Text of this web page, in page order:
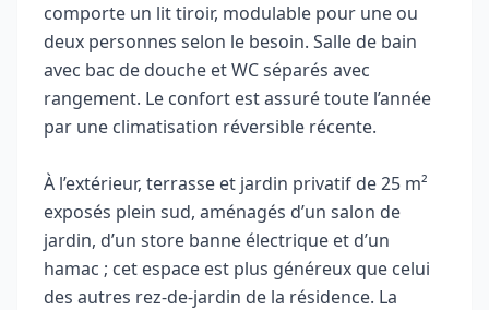
comporte un lit tiroir, modulable pour une ou
deux personnes selon le besoin. Salle de bain
avec bac de douche et WC séparés avec
rangement. Le confort est assuré toute l’année
par une climatisation réversible récente.
À l’extérieur, terrasse et jardin privatif de 25 m²
exposés plein sud, aménagés d’un salon de
jardin, d’un store banne électrique et d’un
hamac ; cet espace est plus généreux que celui
des autres rez-de-jardin de la résidence. La